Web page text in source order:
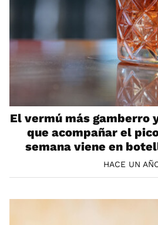
El vermú más gamberro
que acompañar el
semana viene en
HACE UN